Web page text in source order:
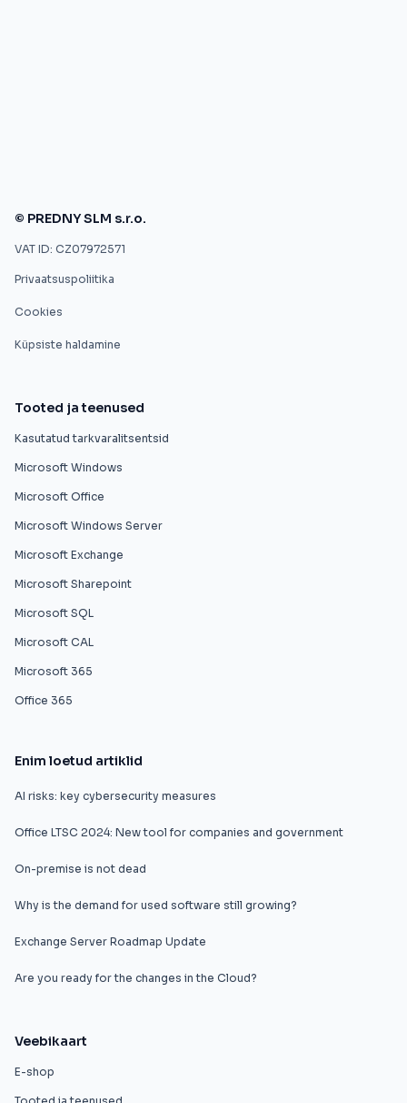
© PREDNY SLM s.r.o.
VAT ID: CZ07972571
Privaatsuspoliitika
Cookies
Küpsiste haldamine
Tooted ja teenused
Kasutatud tarkvaralitsentsid
Microsoft Windows
Microsoft Office
Microsoft Windows Server
Microsoft Exchange
Microsoft Sharepoint
Microsoft SQL
Microsoft CAL
Microsoft 365
Office 365
Enim loetud artiklid
AI risks: key cybersecurity measures
Office LTSC 2024: New tool for companies and government
On-premise is not dead
Why is the demand for used software still growing?
Exchange Server Roadmap Update
Are you ready for the changes in the Cloud?
Veebikaart
E-shop